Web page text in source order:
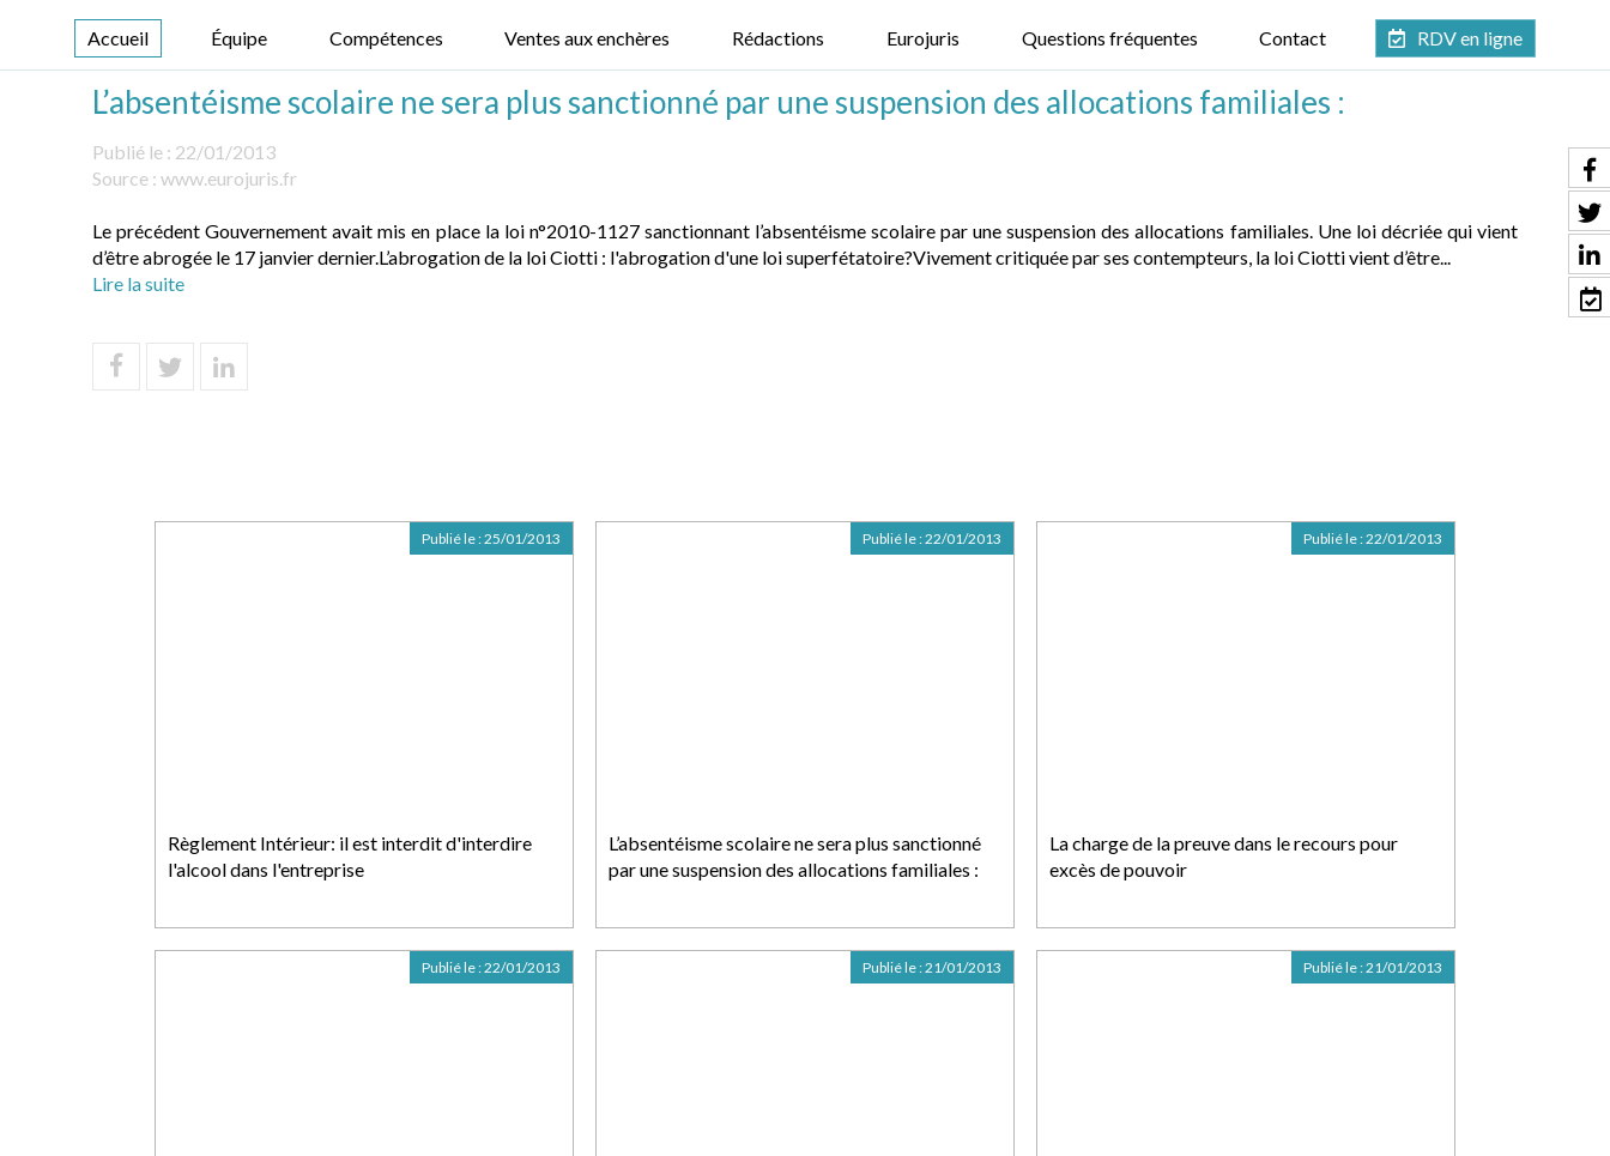
Accueil Équipe Compétences Ventes aux enchères Rédactions Eurojuris Questions fréquentes Contact RDV en ligne
L’absentéisme scolaire ne sera plus sanctionné par une suspension des allocations familiales :
Publié le : 22/01/2013
Source : www.eurojuris.fr
Le précédent Gouvernement avait mis en place la loi n°2010-1127 sanctionnant l’absentéisme scolaire par une suspension des allocations familiales. Une loi décriée qui vient
d’être abrogée le 17 janvier dernier.L’abrogation de la loi Ciotti : l'abrogation d'une loi superfétatoire?Vivement critiquée par ses contempteurs, la loi Ciotti vient d’être...
Lire la suite
Règlement Intérieur: il est interdit d'interdire
l'alcool dans l'entreprise
Publié le :25/01/2013
L’absentéisme scolaire ne sera plus sanctionné
par une suspension des allocations familiales :
Publié le :22/01/2013
La charge de la preuve dans le recours pour
excès de pouvoir
Publié le :22/01/2013
Publié le :22/01/2013 Publié le :21/01/2013 Publié le :21/01/2013